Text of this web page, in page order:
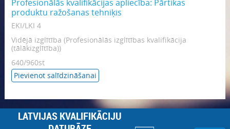
Profesionālās kvalifikācijas apliecība: Pārtikas
produktu ražošanas tehniķis
EKI/LKI 4
Vidējā izglītība (Profesionālās izglītības kvalifikācija
(tālākizglītība))
640/960st
Pievienot salīdzināšanai
LATVIJAS KVALIFIKĀCIJU